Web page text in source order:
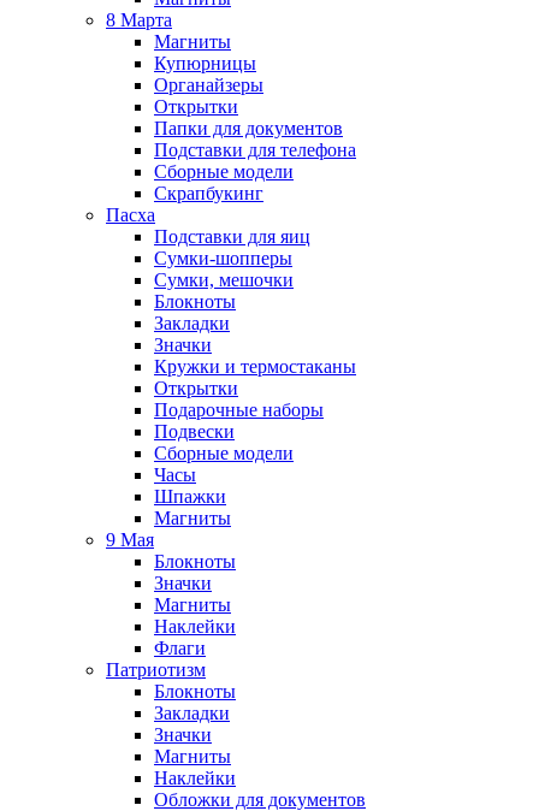
8 Марта
Магниты
Купюрницы
Органайзеры
Открытки
Папки для документов
Подставки для телефона
Сборные модели
Скрапбукинг
Пасха
Подставки для яиц
Сумки-шопперы
Сумки, мешочки
Блокноты
Закладки
Значки
Кружки и термостаканы
Открытки
Подарочные наборы
Подвески
Сборные модели
Часы
Шпажки
Магниты
9 Мая
Блокноты
Значки
Магниты
Наклейки
Флаги
Патриотизм
Блокноты
Закладки
Значки
Магниты
Наклейки
Обложки для документов